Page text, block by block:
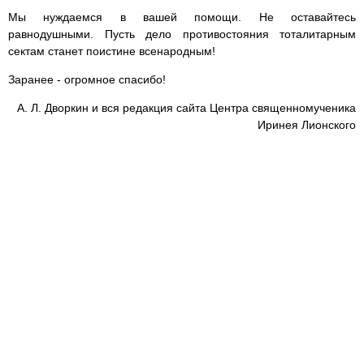
Мы нуждаемся в вашей помощи. Не оставайтесь
равнодушными. Пусть дело противостояния тоталитарным
сектам станет поистине всенародным!
Заранее - огромное спасибо!
А. Л. Дворкин и вся редакция сайта Центра священномученика
Иринея Лионского